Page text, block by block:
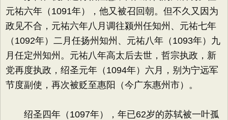
元祐六年（1091年），他又被召回朝。但不久又因为
政见不合，元祐六年八月调往颍州任知州、元祐七年
（1092年）二月任扬州知州、元祐八年（1093年）九
月任定州知州。元祐八年高太后去世，哲宗执政，新
党再度执政，绍圣元年（1094年）六月，别为宁远军
节度副使，再次被贬至惠阳（今广东惠州市）。
绍圣四年（1097年），年已62岁的苏轼被一叶孤